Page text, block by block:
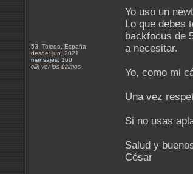
53 Toledo, España
desde: jun, 2021
mensajes: 160
clik ver los últimos
Yo uso un
Lo que debes
backfocus de
a necesitar.
Yo, como mi
Una vez
Si no usas
Salud y
César